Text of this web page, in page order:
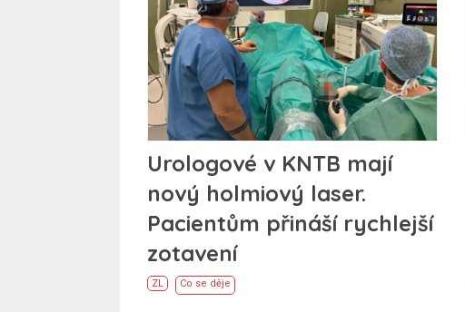
Urologové v KNTB mají
nový holmiový laser.
Pacientům přináší rychlejší
zotavení
ZL Co se děje